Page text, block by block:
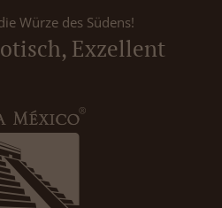
Würze des Südens!
Exzellent